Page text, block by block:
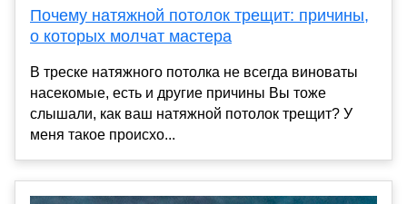
Почему натяжной потолок трещит: причины,
о которых молчат мастера
В треске натяжного потолка не всегда виноваты
насекомые, есть и другие причины Вы тоже
слышали, как ваш натяжной потолок трещит? У
меня такое происхо...